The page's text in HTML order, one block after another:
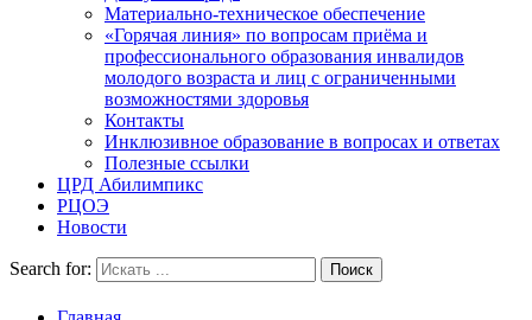
Материально-техническое обеспечение
«Горячая линия» по вопросам приёма и
профессионального образования инвалидов
молодого возраста и лиц с ограниченными
возможностями здоровья
Контакты
Инклюзивное образование в вопросах и ответах
Полезные ссылки
ЦРД Абилимпикс
РЦОЭ
Новости
Search for: